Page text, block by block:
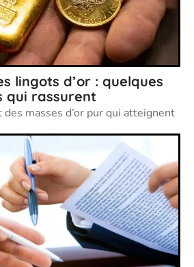
lingots d’or : quelques
qui rassurent
des masses d’or pur qui atteignent